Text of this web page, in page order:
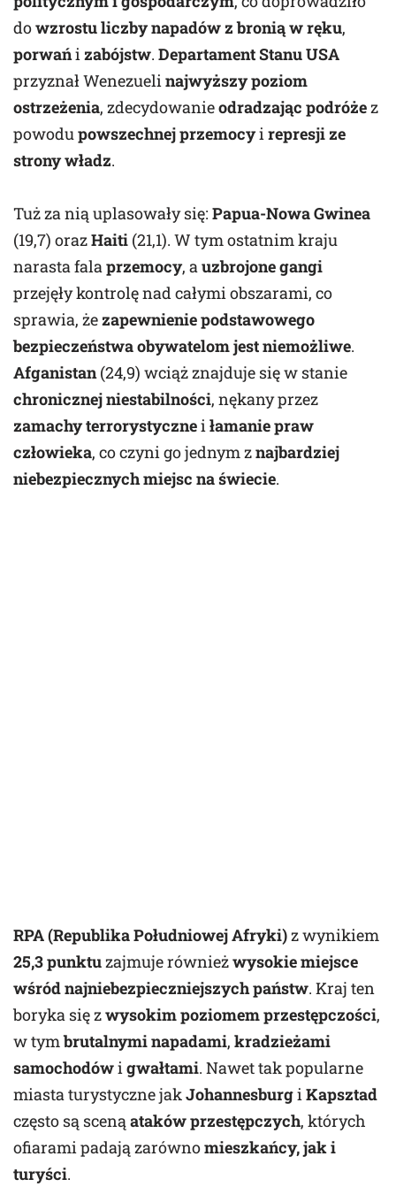
dowzrostu liczby napadów z bronią w ręku,
porwańizabójstw. Departament Stanu USA
przyznał Wenezuelinajwyższy poziom
ostrzeżenia, zdecydowanieodradzając podróżez
powodupowszechnej przemocyirepresji ze
strony władz.
Tuż za nią uplasowały się: Papua-Nowa Gwinea
(19,7) orazHaiti (21,1). W tym ostatnim kraju
narasta falaprzemocy, auzbrojone gangi
przejęły kontrolę nad całymi obszarami, co
sprawia, żezapewnienie podstawowego
bezpieczeństwa obywatelom jest niemożliwe.
Afganistan(24,9) wciąż znajduje się w stanie
chronicznej niestabilności, nękany przez
zamachy terrorystyczneiłamanie praw
człowieka, co czyni go jednym znajbardziej
niebezpiecznych miejsc na świecie.
RPA (Republika Południowej Afryki)z wynikiem
25,3 punktuzajmuje równieżwysokie miejsce
wśród najniebezpieczniejszych państw. Kraj ten
boryka się zwysokim poziomem przestępczości,
w tymbrutalnymi napadami, kradzieżami
samochodówigwałtami. Nawet tak popularne
miasta turystyczne jakJohannesburgiKapsztad
często są scenąataków przestępczych, których
ofiarami padają zarównomieszkańcy, jak i
turyści.